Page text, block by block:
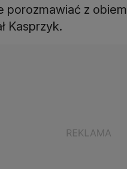
porozmawiać z
Kasprzyk.